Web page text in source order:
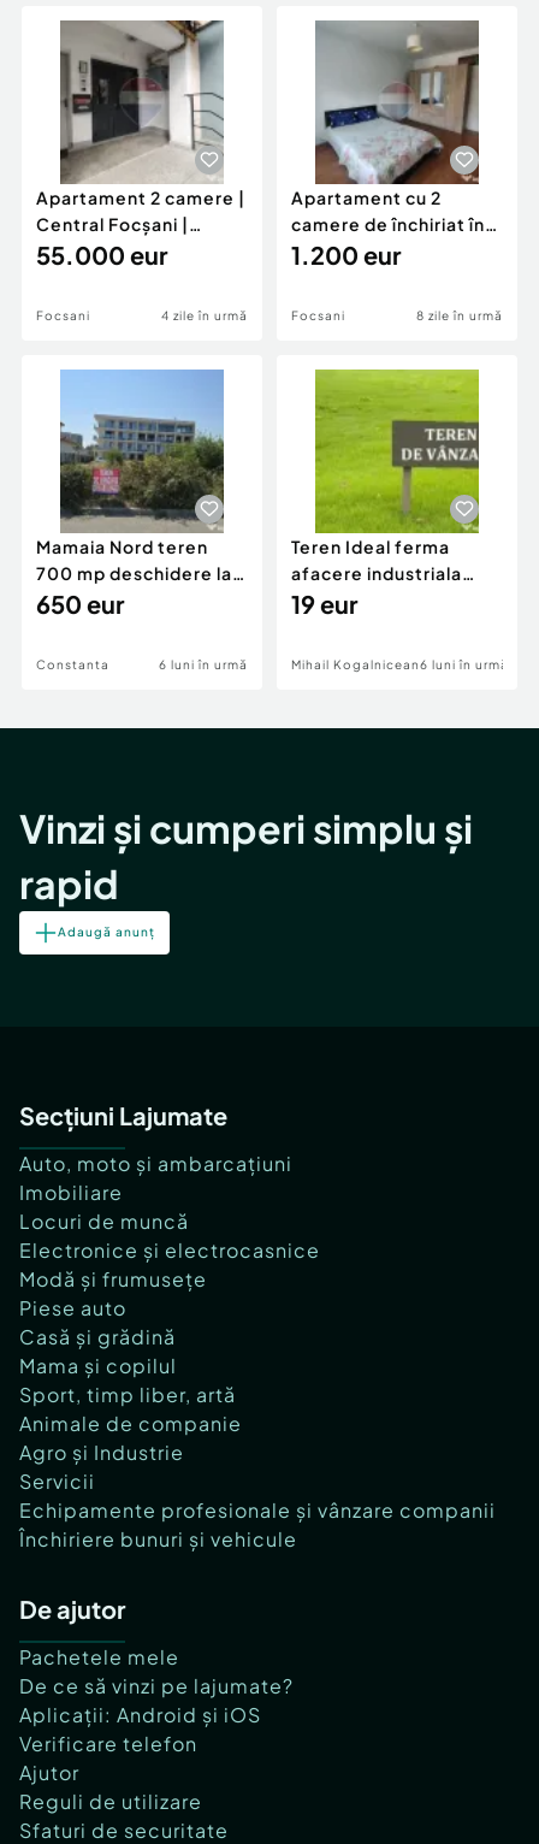
Animale de companie
Afaceri și echipamente profesionale
Inchiriere Bunuri si Vehicule
Utilaje agricole si industriale
Piese auto si accesorii
Dacia Duster
Apartament 2 camere |
Central Focșani |
Necesită Renovare
55.000 eur
Focsani 4 zile în urmă
Apartament cu 2
camere de închiriat în
zona Sud
1.200 eur
Focsani 8 zile în urmă
Mamaia Nord teren
700 mp deschidere la
D24 si D25
650 eur
Constanta 6 luni în urmă
Teren Ideal ferma
afacere industriala
deschidere 71 ml la
19 eur
Mihail Kogalniceanu6 luni în urmă
Vinzi și cumperi simplu și
rapid
Adaugă anunț
Secțiuni Lajumate
Auto, moto și ambarcațiuni
Imobiliare
Locuri de muncă
Electronice și electrocasnice
Modă și frumusețe
Piese auto
Casă și grădină
Mama și copilul
Sport, timp liber, artă
Animale de companie
Agro și Industrie
Servicii
Echipamente profesionale și vânzare companii
Închiriere bunuri și vehicule
De ajutor
Pachetele mele
De ce să vinzi pe lajumate?
Aplicații: Android și iOS
Verificare telefon
Ajutor
Reguli de utilizare
Sfaturi de securitate